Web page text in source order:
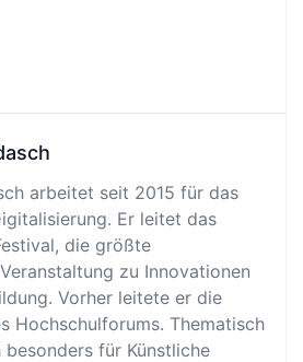
arbeitet seit 2015 für das
Er leitet das
die größte
zu Innovationen
Vorher leitete er die
Hochschulforums. Thematisch
für Künstliche